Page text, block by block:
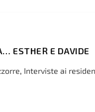
ESTHER E DAVIDE
Interviste ai